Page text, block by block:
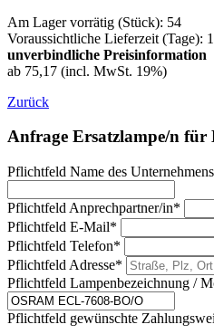
Am Lager vorrätig (Stück): 54
Voraussichtliche Lieferzeit (Tage): 1
unverbindliche Preisinformation
ab 75,17 (incl. MwSt. 19%)
Zurück
Anfrage Ersatzlampe/n für
Pflichtfeld Name des
Pflichtfeld Anprechpartner/in*
Pflichtfeld E-Mail*
Pflichtfeld Telefon*
Pflichtfeld Adresse*
Pflichtfeld Lampenbezeichnung /
Pflichtfeld gewünschte